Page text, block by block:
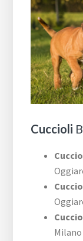
Cuccioli
Milano